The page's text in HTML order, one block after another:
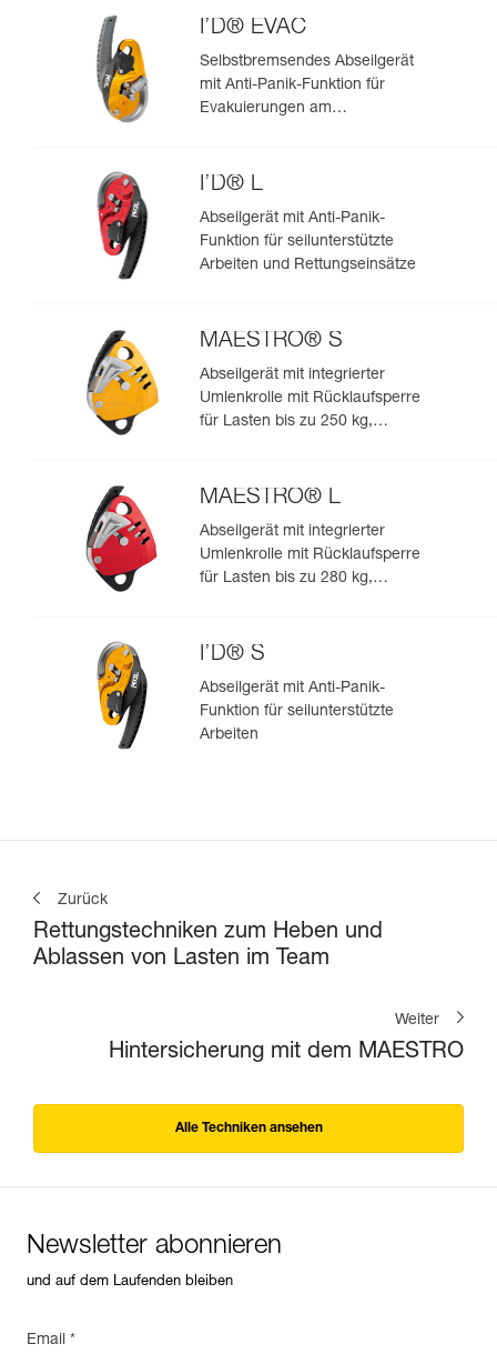
I’D® EVAC
Selbstbremsendes Abseilgerät
mit Anti-Panik-Funktion für
Evakuierungen am
I’D® L
Abseilgerät mit Anti-Panik-
Funktion für seilunterstützte
Arbeiten und Rettungseinsätze
MAESTRO® S
Abseilgerät mit integrierter
Umlenkrolle mit Rücklaufsperre
für Lasten bis zu 250 kg,
MAESTRO® L
Abseilgerät mit integrierter
Umlenkrolle mit Rücklaufsperre
für Lasten bis zu 280 kg,
I’D® S
Abseilgerät mit Anti-Panik-
Funktion für seilunterstützte
Arbeiten
Zurück
Rettungstechniken zum Heben und
Ablassen von Lasten im Team
Weiter
Hintersicherung mit dem MAESTRO
Alle Techniken ansehen
Newsletter abonnieren
und auf dem Laufenden bleiben
Email *